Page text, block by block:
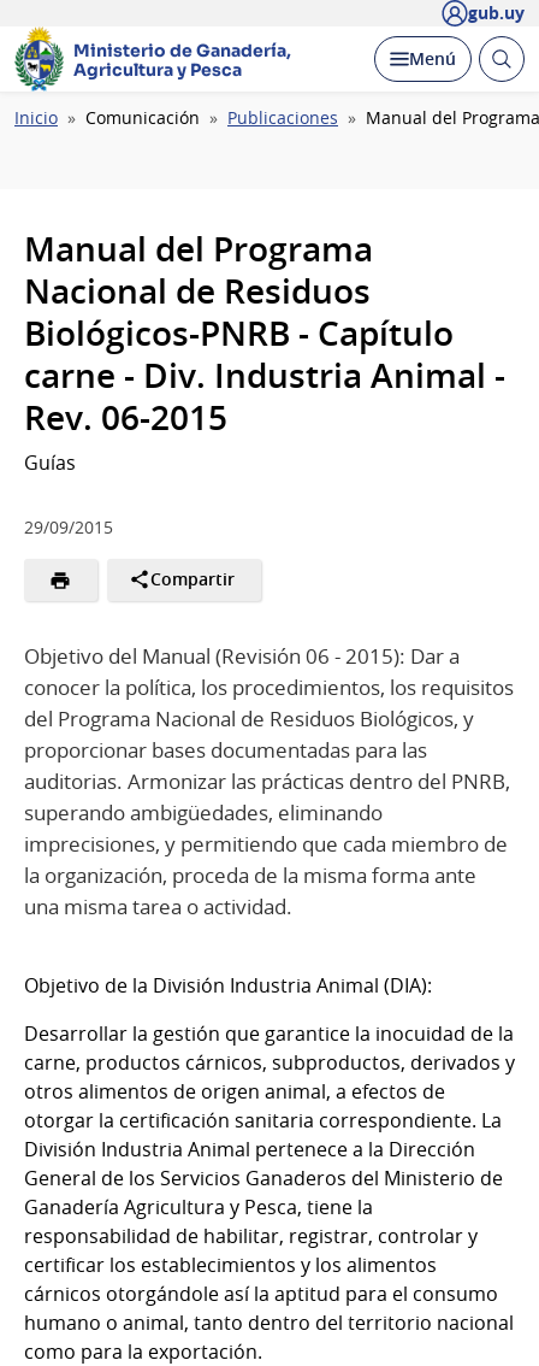
gub.uy
Ministerio de Ganadería,
Agricultura y Pesca
Desplegar
Menú Abrir
Ruta
Inicio Comunicación Publicaciones Manual del
Manual del Programa
Nacional de Residuos
Biológicos-PNRB - Capítulo
carne - Div. Industria Animal -
Rev. 06-2015
Guías
29/09/2015
Compartir
Objetivo del Manual (Revisión 06 - 2015): Dar a
conocer la política, los procedimientos, los requisitos
del Programa Nacional de Residuos Biológicos, y
proporcionar bases documentadas para las
auditorias. Armonizar las prácticas dentro del PNRB,
superando ambigüedades, eliminando
imprecisiones, y permitiendo que cada miembro de
la organización, proceda de la misma forma ante
una misma tarea o actividad.
Objetivo de la División Industria Animal (DIA):
Desarrollar la gestión que garantice la inocuidad de la
carne, productos cárnicos, subproductos, derivados y
otros alimentos de origen animal, a efectos de
otorgar la certificación sanitaria correspondiente. La
División Industria Animal pertenece a la Dirección
General de los Servicios Ganaderos del Ministerio de
Ganadería Agricultura y Pesca, tiene la
responsabilidad de habilitar, registrar, controlar y
certificar los establecimientos y los alimentos
cárnicos otorgándole así la aptitud para el consumo
humano o animal, tanto dentro del territorio nacional
como para la exportación.